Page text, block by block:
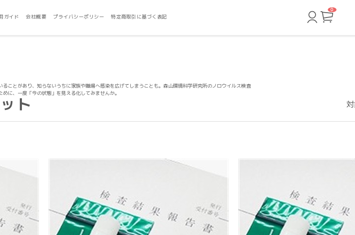
ガイド 会社概要 プライバシーポリシー 特定商取引に基づく表記
カ
ペ
0
ことがあり、知らないうちに家族や職場へ感染を広げてしまうことも。森山環境科学研究所のノロウイルス検査
に、一度「今の状態」を見える化してみませんか。
ト